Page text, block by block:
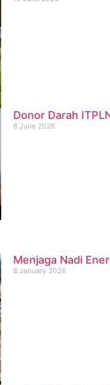
Donor Darah
8 June 2026
Menjaga Nadi
8 January 2026